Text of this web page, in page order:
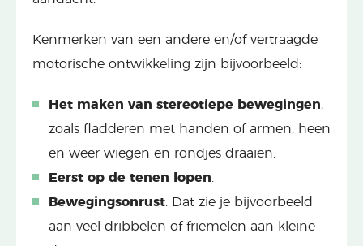
Kenmerken van een andere en/of vertraagde
motorische ontwikkeling zijn bijvoorbeeld:
Het maken van stereotiepe bewegingen,
zoals fladderen met handen of armen, heen
en weer wiegen en rondjes draaien.
Eerst op de tenen lopen
Bewegingsonrust . Dat zie je bijvoorbeeld
aan veel dribbelen of friemelen aan kleine